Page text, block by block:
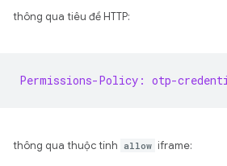
thông qua tiêu đề HTTP:
Permissions-Policy: otp-
thông qua thuộc tính allow iframe: